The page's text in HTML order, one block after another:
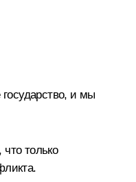
и мы
только